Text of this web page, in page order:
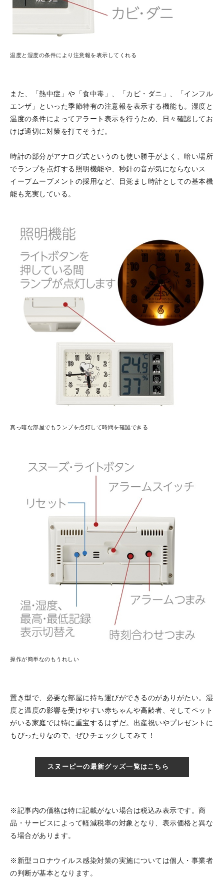
温度と湿度の条件により注意報を表示してくれる
また、「熱中症」や「食中毒」、「カビ・ダニ」、「インフル
エンザ」といった季節特有の注意報を表示する機能も。湿度と
温度の条件によってアラート表示を行うため、日々確認してお
けば適切に対策を打てそうだ。
時計の部分がアナログ式というのも使い勝手がよく、暗い場所
でランプを点灯する照明機能や、秒針の音が気にならないス
イープムーブメントの採用など、目覚まし時計としての基本機
能も充実している。
真っ暗な部屋でもランプを点灯して時間を確認できる
操作が簡単なのもうれしい
置き型で、必要な部屋に持ち運びができるのがありがたい。湿
度と温度の影響を受けやすい赤ちゃんや高齢者、そしてペット
がいる家庭では特に重宝するはずだ。出産祝いやプレゼントに
もぴったりなので、ぜひチェックしてみて！
スヌーピーの最新グッズ一覧はこちら
※記事内の価格は特に記載がない場合は税込み表示です。商
品・サービスによって軽減税率の対象となり、表示価格と異な
る場合があります。
※新型コロナウイルス感染対策の実施については個人・事業者
の判断が基本となります。